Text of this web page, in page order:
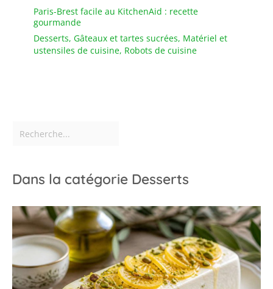
Paris-Brest facile au KitchenAid : recette
gourmande
Desserts, Gâteaux et tartes sucrées, Matériel et
ustensiles de cuisine, Robots de cuisine
Dans la catégorie Desserts